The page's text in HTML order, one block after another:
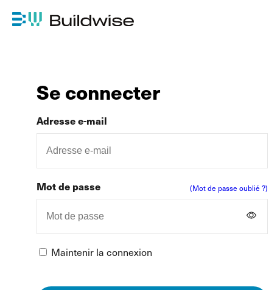
Se connecter
Adresse e-mail
Mot de passe (Mot de passe oublié ?)
Maintenir la connexion